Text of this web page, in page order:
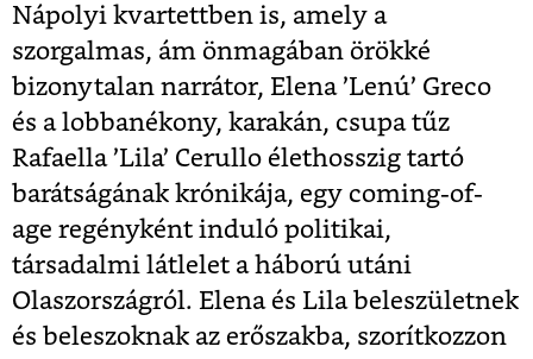
Nápolyi kvartettben is, amely a
szorgalmas, ám önmagában örökké
bizonytalan narrátor, Elena ’Lenú’ Greco
és a lobbanékony, karakán, csupa tűz
Rafaella ’Lila’ Cerullo élethosszig tartó
barátságának krónikája, egy coming-of-
age regényként induló politikai,
társadalmi látlelet a háború utáni
Olaszországról. Elena és Lila beleszületnek
és beleszoknak az erőszakba, szorítkozzon